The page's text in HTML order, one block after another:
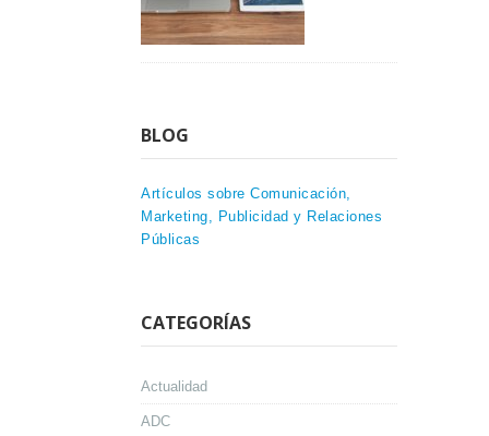
BLOG
Artículos sobre Comunicación,
Marketing, Publicidad y Relaciones
Públicas
CATEGORÍAS
Actualidad
ADC